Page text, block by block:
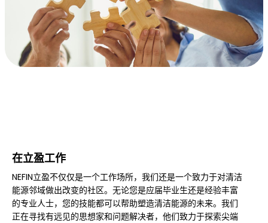
在立盈工作
NEFIN立盈不仅仅是一个工作场所，我们还是一个致力于对清洁
能源邻域做出改变的社区。无论您是应届毕业生还是经验丰富
的专业人士，您的技能都可以帮助塑造清洁能源的未来。我们
正在寻找有远见的思想家和问题解决者，他们致力于探索尖端